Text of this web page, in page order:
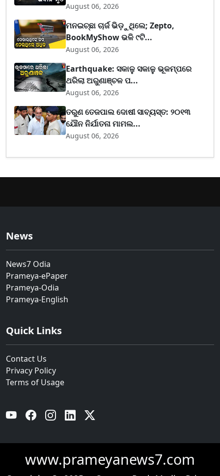
August 06, 2026
ମନଇଚ୍ଛା ଚାର୍ଜ ଭିଡ଼ୁଥିଲେ; Zepto,
BookMyShow ଭଳି ୯ଟି...
August 06, 2026
Earthquake: ସକାଳୁ ସକାଳୁ ଭୂକମ୍ପରେ
ଥରିଲା ଅରୁଣାଞ୍ଚଳ ପ...
August 06, 2026
ତରୁଣ ତେଜପାଲ ଦୋଷୀ ସାବ୍ୟସ୍ତ: ୨୦୧୩
ଯୌନ ନିର୍ଯାତନା ମାମଲ...
August 06, 2026
News
News7 Odia
Prameya-ePaper
Prameya-Odia
Prameya-English
Quick Links
Contact Us
Privacy Policy
Terms of Usage
YouTube Facebook Instagram Linkedin
www.prameyanews7.com